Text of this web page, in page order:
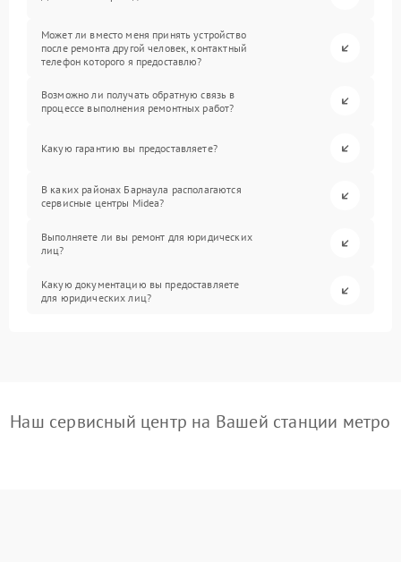
Может ли вместо меня принять устройство
после ремонта другой человек, контактный
телефон которого я предоставлю?
Возможно ли получать обратную связь в
процессе выполнения ремонтных работ?
Какую гарантию вы предоставляете?
В каких районах Барнаула располагаются
сервисные центры Midea?
Выполняете ли вы ремонт для юридических
лиц?
Какую документацию вы предоставляете
для юридических лиц?
Наш сервисный центр на Вашей станции метро